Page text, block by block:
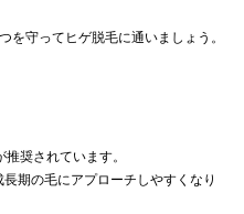
を守ってヒゲ脱毛に通いましょう。
奨されています。
期の毛にアプローチしやすくなり